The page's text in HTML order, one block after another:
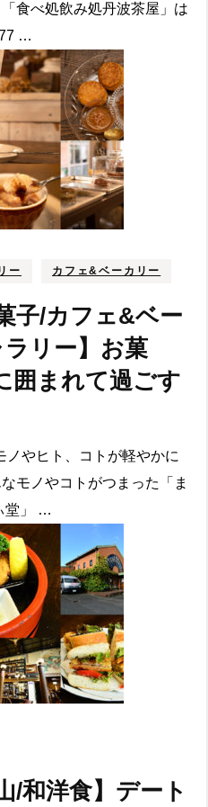
食べ処飲み処丹波茶屋」は
…
ー カフェ&ベーカリー
子/カフェ&ベー
リー】お菓
囲まれて過ごす
やヒト、コトが軽やかに
モノやコトがつまった「ま
堂」 …
/和洋食】デート